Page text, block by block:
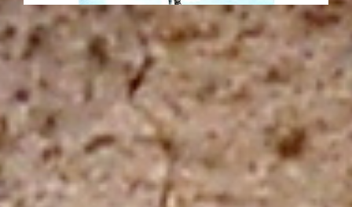
I
de 'Intuición'. El organismo tiene una sabiduría que
trasciende la inteligencia mental, y capaz de
contactar con las necesidades propias, identificar la
preferencia e impulsar la acción. Los sueños son la
puerta a esta sabiduría.
ENCUÉNTRATE CON TUS SUEÑOS